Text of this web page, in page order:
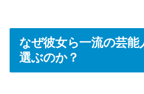
なぜ彼女ら一流の芸能
選ぶのか？